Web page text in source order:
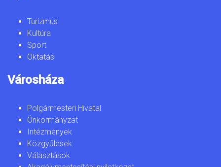
Turizmus
Kultúra
Sport
Oktatás
Városháza
Polgármesteri Hivatal
Önkormányzat
Intézmények
Közgyűlések
Választások